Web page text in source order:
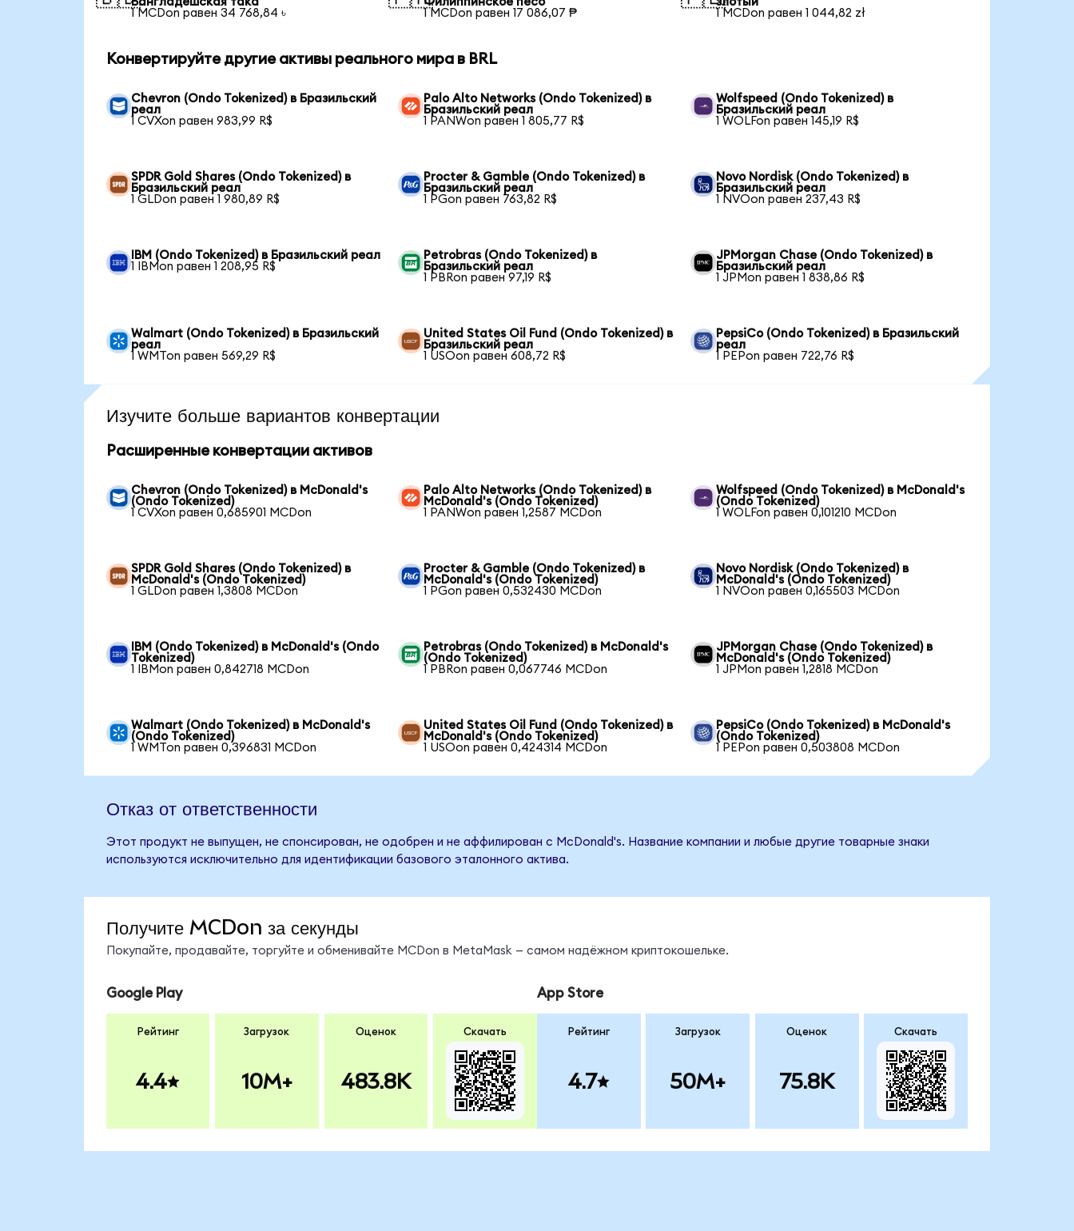
1 MCDon равен 34 768,84 ৳
1 MCDon равен 17 086,07 ₱
1 MCDon равен 1 044,82 zł
Конвертируйте другие активы реального мира в BRL
Chevron (Ondo Tokenized) в Бразильский
реал
1 CVXon равен 983,99 R$
Palo Alto Networks (Ondo Tokenized) в
Бразильский реал
1 PANWon равен 1 805,77 R$
Wolfspeed (Ondo Tokenized) в
Бразильский реал
1 WOLFon равен 145,19 R$
SPDR Gold Shares (Ondo Tokenized) в
Бразильский реал
1 GLDon равен 1 980,89 R$
Procter & Gamble (Ondo Tokenized) в
Бразильский реал
1 PGon равен 763,82 R$
Novo Nordisk (Ondo Tokenized) в
Бразильский реал
1 NVOon равен 237,43 R$
IBM (Ondo Tokenized) в Бразильский реал
1 IBMon равен 1 208,95 R$
Petrobras (Ondo Tokenized) в
Бразильский реал
1 PBRon равен 97,19 R$
JPMorgan Chase (Ondo Tokenized) в
Бразильский реал
1 JPMon равен 1 838,86 R$
Walmart (Ondo Tokenized) в Бразильский
реал
1 WMTon равен 569,29 R$
United States Oil Fund (Ondo Tokenized) в
Бразильский реал
1 USOon равен 608,72 R$
PepsiCo (Ondo Tokenized) в Бразильский
реал
1 PEPon равен 722,76 R$
Изучите больше вариантов конвертации
Расширенные конвертации активов
Chevron (Ondo Tokenized) в McDonald's
(Ondo Tokenized)
1 CVXon равен 0,685901 MCDon
Palo Alto Networks (Ondo Tokenized) в
McDonald's (Ondo Tokenized)
1 PANWon равен 1,2587 MCDon
Wolfspeed (Ondo Tokenized) в McDonald's
(Ondo Tokenized)
1 WOLFon равен 0,101210 MCDon
SPDR Gold Shares (Ondo Tokenized) в
McDonald's (Ondo Tokenized)
1 GLDon равен 1,3808 MCDon
Procter & Gamble (Ondo Tokenized) в
McDonald's (Ondo Tokenized)
1 PGon равен 0,532430 MCDon
Novo Nordisk (Ondo Tokenized) в
McDonald's (Ondo Tokenized)
1 NVOon равен 0,165503 MCDon
IBM (Ondo Tokenized) в McDonald's (Ondo
Tokenized)
1 IBMon равен 0,842718 MCDon
Petrobras (Ondo Tokenized) в McDonald's
(Ondo Tokenized)
1 PBRon равен 0,067746 MCDon
JPMorgan Chase (Ondo Tokenized) в
McDonald's (Ondo Tokenized)
1 JPMon равен 1,2818 MCDon
Walmart (Ondo Tokenized) в McDonald's
(Ondo Tokenized)
1 WMTon равен 0,396831 MCDon
United States Oil Fund (Ondo Tokenized) в
McDonald's (Ondo Tokenized)
1 USOon равен 0,424314 MCDon
PepsiCo (Ondo Tokenized) в McDonald's
(Ondo Tokenized)
1 PEPon равен 0,503808 MCDon
Отказ от ответственности
Этот продукт не выпущен, не спонсирован, не одобрен и не аффилирован с McDonald's. Название компании и любые другие товарные знаки
используются исключительно для идентификации базового эталонного актива.
Получите MCDon за секунды
Покупайте, продавайте, торгуйте и обменивайте MCDon в MetaMask — самом надёжном криптокошельке.
Google Play
Рейтинг
4.4
Загрузок
10M+
Оценок
483.8K
Скачать
App Store
Рейтинг
4.7
Загрузок
50M+
Оценок
75.8K
Скачать